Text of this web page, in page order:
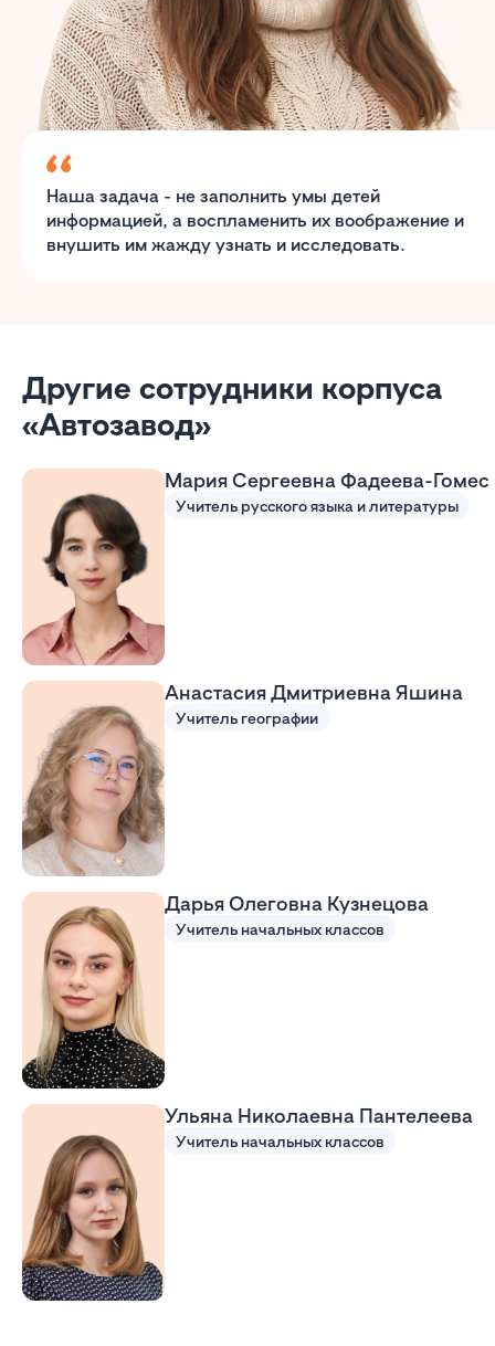
Наша задача - не заполнить умы детей
информацией, а воспламенить их воображение и
внушить им жажду узнать и исследовать.
Другие сотрудники корпуса
«Автозавод»
Мария Сергеевна Фадеева-Гомес
Учитель русского языка и литературы
Анастасия Дмитриевна Яшина
Учитель географии
Дарья Олеговна Кузнецова
Учитель начальных классов
Ульяна Николаевна Пантелеева
Учитель начальных классов